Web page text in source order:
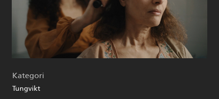
Kategori
Tungvikt